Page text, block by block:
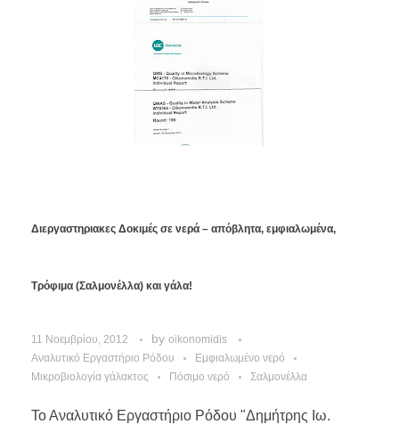
Διεργαστηριακες Δοκιμές σε νερά – απόβλητα, εμφιαλωμένα,
Τρόφιμα (Σαλμονέλλα) και γάλα!
11 Νοεμβρίου, 2012 by oikonomidis
Αναλυτικό Εργαστήριο Ρόδου
Εμφιαλωμένο νερό
Μικροβιολογία γάλακτος
Πόσιμο νερό Σαλμονέλλα
Το Αναλυτικό Εργαστήριο Ρόδου "Δημήτρης Ιω.